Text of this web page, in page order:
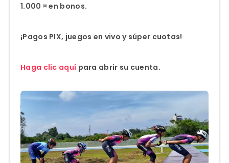
1.000 ¤ en bonos.
¡Pagos PIX, juegos en vivo y súper cuotas!
Haga clic aquí para abrir su cuenta.